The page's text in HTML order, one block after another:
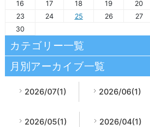
16
17 18 19 20
23
24 25 26 27
30
カテゴリー一覧
月別アーカイブ一覧
2026/07(1) 2026/06(1)
2026/05(1) 2026/04(1)